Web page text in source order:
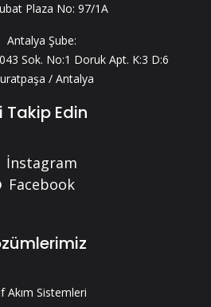
Plaza No: 97/1A
Antalya Şube:
Sok. No:1 Doruk Apt. K:3 D:6
/ Antalya
Takip Edin
İnstagram
Facebook
Akım Sistemleri